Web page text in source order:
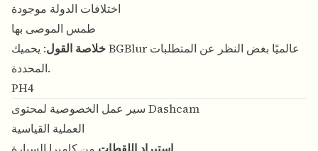
اختلافات الدولة موجودة
طمس الموصى بها
خلاصة القول: يحميك BGBlur عالميًا بغض النظر عن المتطلبات
المحددة.
PH4
سير عمل الخصوصية لمحتوى Dashcam
العملية القياسية